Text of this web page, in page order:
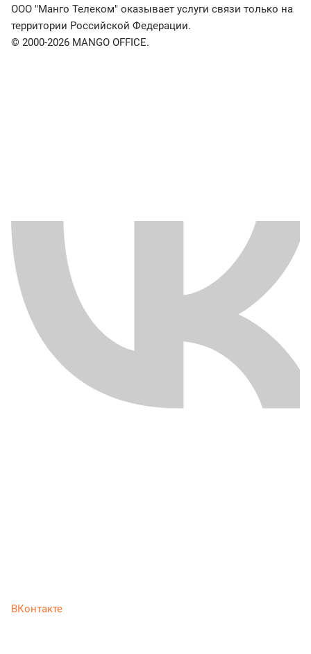
ООО "Манго Телеком" оказывает услуги связи только на
территории Российской Федерации.
© 2000-2026 MANGO OFFICE.
ВКонтакте